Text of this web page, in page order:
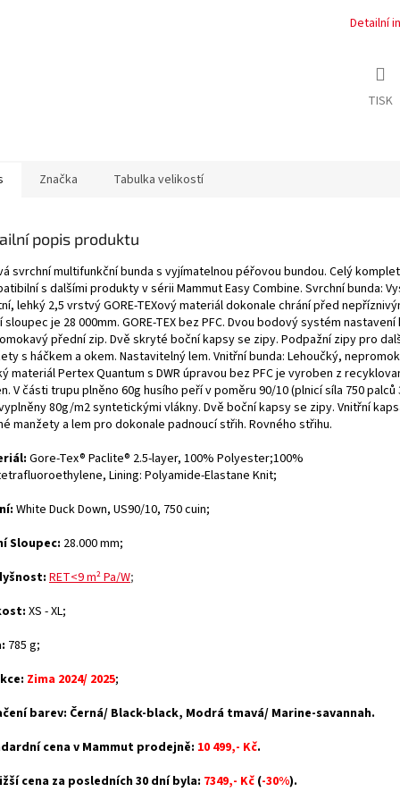
Detailní
TISK
Značka Tabulka velikostí
popis produktu
svrchní multifunkční bunda s vyjímatelnou péřovou bundou. Celý
s dalšími produkty v sérii Mammut Easy Combine. Svrchní bunda:
lehký 2,5 vrstvý GORE-TEXový materiál dokonale chrání před
sloupec je 28 000mm. GORE-TEX bez PFC. Dvou bodový systém
přední zip. Dvě skryté boční kapsy se zipy. Podpažní zipy pro
s háčkem a okem. Nastavitelný lem. Vnitřní bunda: Lehoučký,
materiál Pertex Quantum s DWR úpravou bez PFC je vyroben z
V části trupu plněno 60g husího peří v poměru 90/10 (plnicí síla 750 palců
80g/m2 syntetickými vlákny. Dvě boční kapsy se zipy. Vnitřní
manžety a lem pro dokonale padnoucí střih. Rovného střihu.
Gore-Tex® Paclite® 2.5-layer, 100% Polyester;100%
Lining: Polyamide-Elastane Knit;
White Duck Down, US90/10, 750 cuin;
Sloupec: 28.000 mm;
RET<9 m² Pa/W;
XS - XL;
785 g;
Zima 2024/ 2025;
barev: Černá/ Black-black, Modrá tmavá/ Marine-savannah.
cena v Mammut prodejně: 10 499,- Kč.
cena za posledních 30 dní byla: 7349,- Kč (-30%).